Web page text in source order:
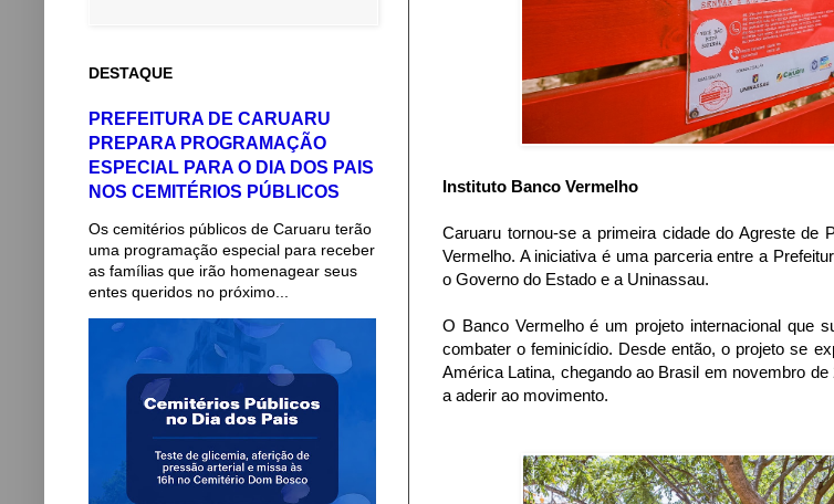
Instituto Banco Vermelho
Caruaru tornou-se a primeira cidade do Agreste de
Vermelho. A iniciativa é uma parceria entre a
o Governo do Estado e a Uninassau.
O Banco Vermelho é um projeto internacional que
combater o feminicídio. Desde então, o projeto se
América Latina, chegando ao Brasil em novembro
a aderir ao movimento.
DESTAQUE
PREFEITURA DE CARUARU
PREPARA PROGRAMAÇÃO
ESPECIAL PARA O DIA DOS PAIS
NOS CEMITÉRIOS PÚBLICOS
Os cemitérios públicos de Caruaru terão
uma programação especial para receber
as famílias que irão homenagear seus
entes queridos no próximo...